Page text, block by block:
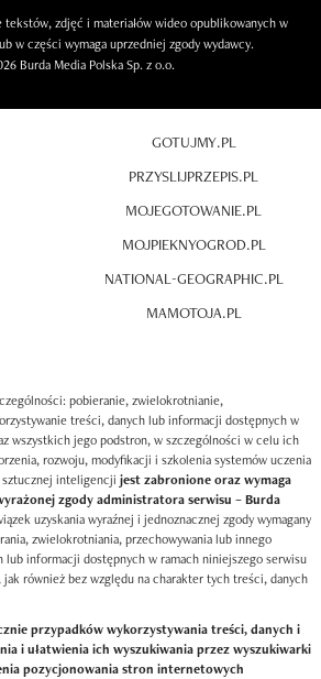
tekstów, zdjęć i materiałów wideo opublikowanych w
w części wymaga uprzedniej zgody wydawcy.
Burda Media Polska Sp. z o.o.
GOTUJMY.PL
PRZYSLIJPRZEPIS.PL
MOJEGOTOWANIE.PL
MOJPIEKNYOGROD.PL
NATIONAL-GEOGRAPHIC.PL
MAMOTOJA.PL
pobieranie, zwielokrotnianie,
treści, danych lub informacji dostępnych w
wszystkich jego podstron, w szczególności w celu ich
rozwoju, modyfikacji i szkolenia systemów uczenia
sztucznej inteligencji jest zabronione oraz wymaga
zgody administratora serwisu – Burda
uzyskania wyraźnej i jednoznacznej zgody wymagany
zwielokrotniania, przechowywania lub innego
lub informacji dostępnych w ramach niniejszego serwisu
również bez względu na charakter tych treści, danych
przypadków wykorzystywania treści, danych i
i ułatwienia ich wyszukiwania przez wyszukiwarki
pozycjonowania stron internetowych